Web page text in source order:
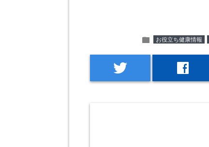
folder お役立ち健康情報
twitter facebook